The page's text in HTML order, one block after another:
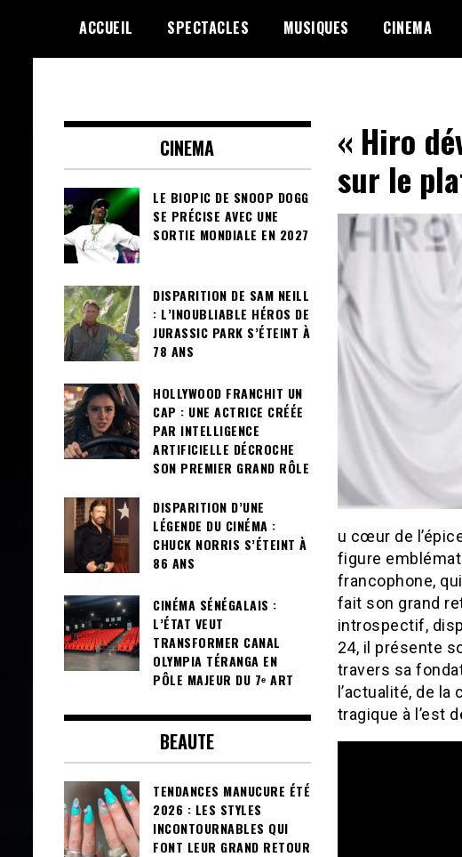
content
ACCUEIL SPECTACLES MUSIQUES CINEMA
sunuculture
« Hiro
sur le
u cœur de
figure
francophone,
fait son grand
introspectif,
24, il présente
travers sa
l’actualité, de
tragique à l’est
CINEMA
LE BIOPIC DE SNOOP DOGG
SE PRÉCISE AVEC UNE
SORTIE MONDIALE EN 2027
DISPARITION DE SAM NEILL
: L’INOUBLIABLE HÉROS DE
JURASSIC PARK S’ÉTEINT À
78 ANS
HOLLYWOOD FRANCHIT UN
CAP : UNE ACTRICE CRÉÉE
PAR INTELLIGENCE
ARTIFICIELLE DÉCROCHE
SON PREMIER GRAND RÔLE
DISPARITION D’UNE
LÉGENDE DU CINÉMA :
CHUCK NORRIS S’ÉTEINT À
86 ANS
CINÉMA SÉNÉGALAIS :
L’ÉTAT VEUT
TRANSFORMER CANAL
OLYMPIA TÉRANGA EN
PÔLE MAJEUR DU 7ᵉ ART
BEAUTE
TENDANCES MANUCURE ÉTÉ
2026 : LES STYLES
INCONTOURNABLES QUI
FONT LEUR GRAND RETOUR